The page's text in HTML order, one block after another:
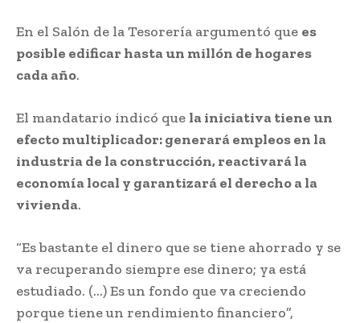
En el Salón de la Tesorería argumentó que es
posible edificar hasta un millón de hogares
cada año.
El mandatario indicó que la iniciativa tiene un
efecto multiplicador: generará empleos en la
industria de la construcción, reactivará la
economía local y garantizará el derecho a la
vivienda.
“Es bastante el dinero que se tiene ahorrado y se
va recuperando siempre ese dinero; ya está
estudiado. (…) Es un fondo que va creciendo
porque tiene un rendimiento financiero”,